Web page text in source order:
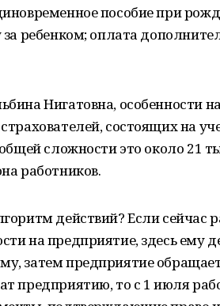
пособие при
за ребенком; оплата
Нигатовна, особенности
состоящих на
сложности это около 21
работников.
действий? Если сейчас
на предприятие, здесь ему
затем предприятие
предприятию, то с 1 июля